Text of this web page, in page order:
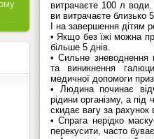
витрачаєте 100 л
ви витрачаєте близько
І на завершення дітям
• Якщо без їжі можна
більше 5 днів.
• Сильне зневоднення
та виникнення
медичної допомоги
• Людина починає
рідини організму, а під
скидає вагу за
• Спрага нерідко
перекусити, часто